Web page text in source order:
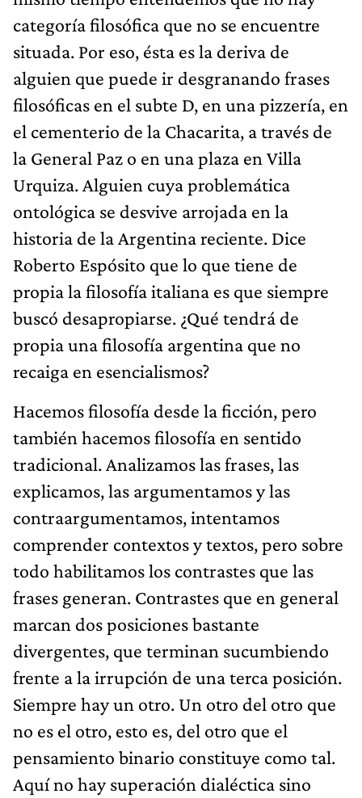
categoría filosófica que no se encuentre
situada. Por eso, ésta es la deriva de
alguien que puede ir desgranando frases
filosóficas en el subte D, en una pizzería, en
el cementerio de la Chacarita, a través de
la General Paz o en una plaza en Villa
Urquiza. Alguien cuya problemática
ontológica se desvive arrojada en la
historia de la Argentina reciente. Dice
Roberto Espósito que lo que tiene de
propia la filosofía italiana es que siempre
buscó desapropiarse. ¿Qué tendrá de
propia una filosofía argentina que no
recaiga en esencialismos?
Hacemos filosofía desde la ficción, pero
también hacemos filosofía en sentido
tradicional. Analizamos las frases, las
explicamos, las argumentamos y las
contraargumentamos, intentamos
comprender contextos y textos, pero sobre
todo habilitamos los contrastes que las
frases generan. Contrastes que en general
marcan dos posiciones bastante
divergentes, que terminan sucumbiendo
frente a la irrupción de una terca posición.
Siempre hay un otro. Un otro del otro que
no es el otro, esto es, del otro que el
pensamiento binario constituye como tal.
Aquí no hay superación dialéctica sino